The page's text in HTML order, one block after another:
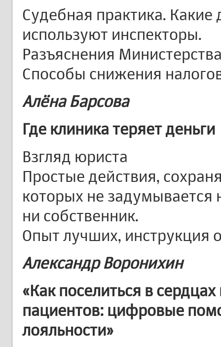
Судебная практика.
используют инспекторы.
Разъяснения
Способы снижения
Алёна Барсова
Где клиника теряет деньги
Взгляд юриста
Простые действия,
которых не задумывается
ни собственник.
Опыт лучших, инструкция
Александр Воронихин
«Как поселиться в
пациентов: цифровые
лояльности»